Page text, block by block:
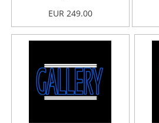
EUR 249.00